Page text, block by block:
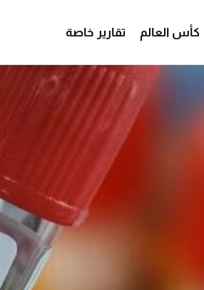
كأس العالم تقارير خاصة